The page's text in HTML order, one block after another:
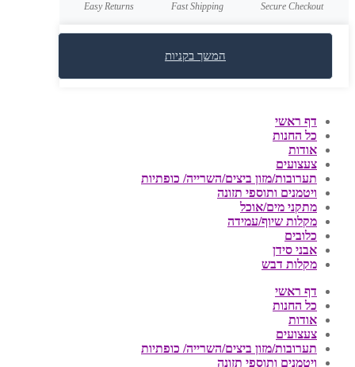
Secure Checkout
Fast Shipping
Easy Returns
המשך בקניות
דף ראשי
כל החנות
אודות
צעצועים
תערובות/מזון ביצים/השרייה/ כופתיות
ויטמנים ותוספי תזונה
מתקני מים/אוכל
מקלות שיוף/עמידה
כלובים
אבני סידן
מקלות דבש
דף ראשי
כל החנות
אודות
צעצועים
תערובות/מזון ביצים/השרייה/ כופתיות
ויטמנים ותוספי תזונה